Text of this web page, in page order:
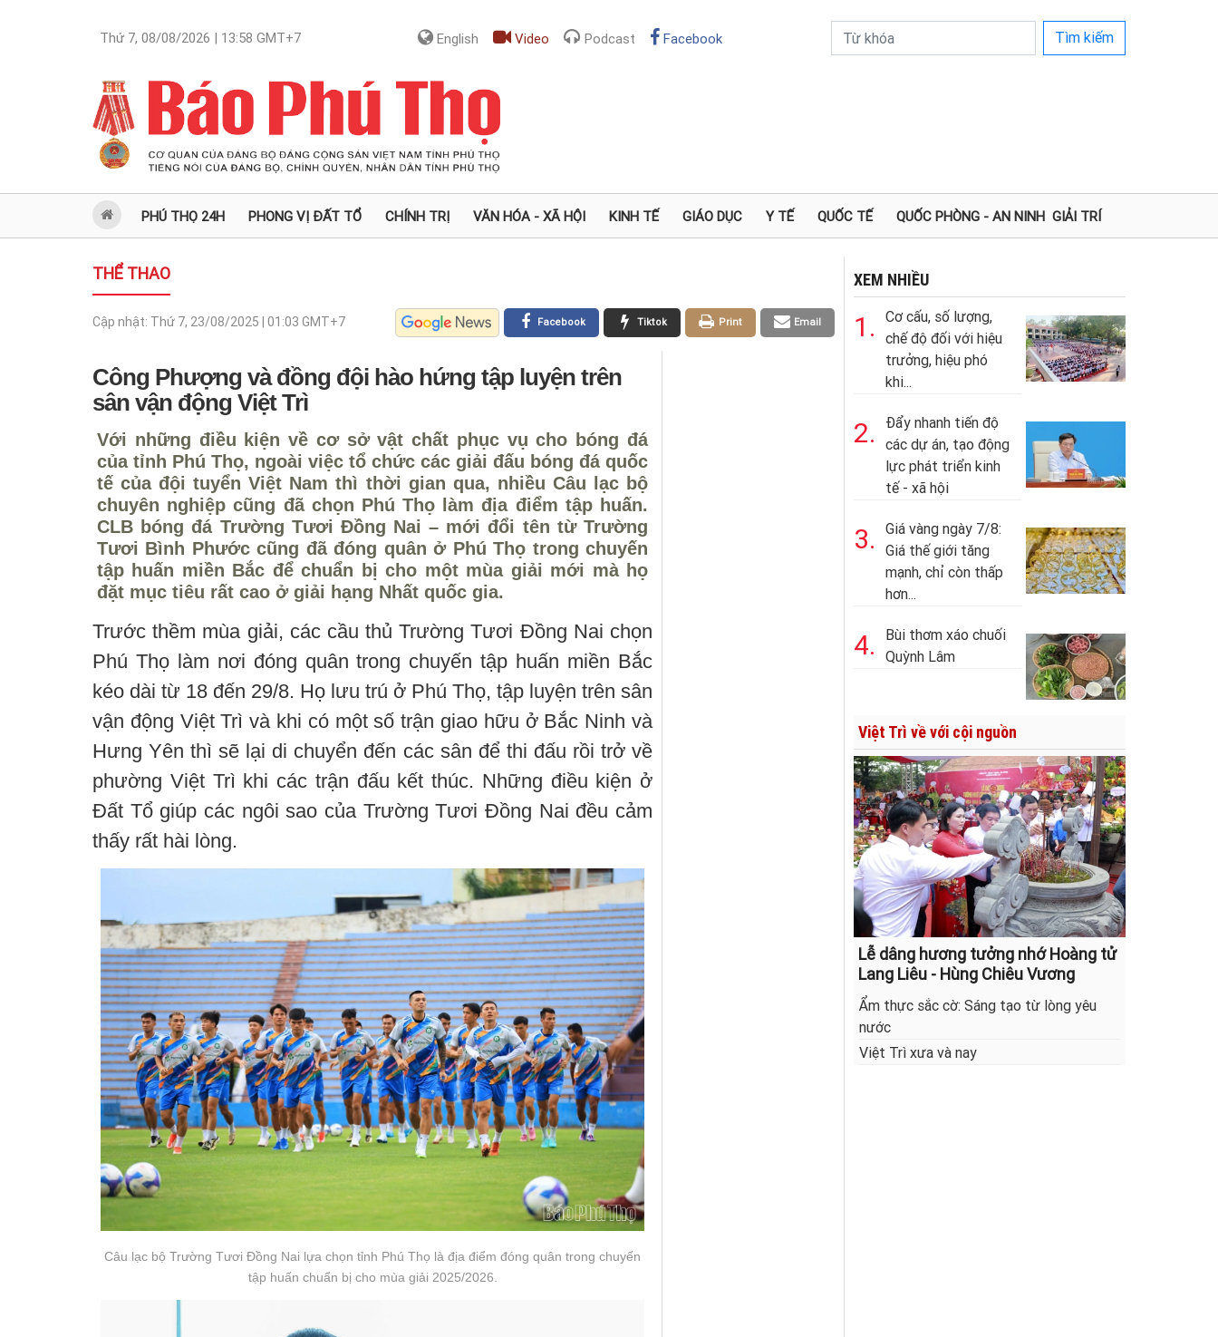
Thứ 7, 08/08/2026 | 13:58 GMT+7 English Video Podcast Facebook Tìm kiếm
PHÚ THỌ 24H PHONG VỊ ĐẤT TỔ CHÍNH TRỊ VĂN HÓA - XÃ HỘI KINH TẾ GIÁO DỤC Y TẾ QUỐC TẾ QUỐC PHÒNG - AN NINH GIẢI TRÍ
THỂ THAO
Cập nhật: Thứ 7, 23/08/2025 | 01:03 GMT+7 Email
Print
Tiktok
Facebook
Công Phượng và đồng đội hào hứng tập luyện trên
sân vận động Việt Trì
Với những điều kiện về cơ sở vật chất phục vụ cho bóng đá
của tỉnh Phú Thọ, ngoài việc tổ chức các giải đấu bóng đá quốc
tế của đội tuyển Việt Nam thì thời gian qua, nhiều Câu lạc bộ
chuyên nghiệp cũng đã chọn Phú Thọ làm địa điểm tập huấn.
CLB bóng đá Trường Tươi Đồng Nai – mới đổi tên từ Trường
Tươi Bình Phước cũng đã đóng quân ở Phú Thọ trong chuyến
tập huấn miền Bắc để chuẩn bị cho một mùa giải mới mà họ
đặt mục tiêu rất cao ở giải hạng Nhất quốc gia.
Trước thềm mùa giải, các cầu thủ Trường Tươi Đồng Nai chọn
Phú Thọ làm nơi đóng quân trong chuyến tập huấn miền Bắc
kéo dài từ 18 đến 29/8. Họ lưu trú ở Phú Thọ, tập luyện trên sân
vận động Việt Trì và khi có một số trận giao hữu ở Bắc Ninh và
Hưng Yên thì sẽ lại di chuyển đến các sân để thi đấu rồi trở về
phường Việt Trì khi các trận đấu kết thúc. Những điều kiện ở
Đất Tổ giúp các ngôi sao của Trường Tươi Đồng Nai đều cảm
thấy rất hài lòng.
Câu lạc bộ Trường Tươi Đồng Nai lựa chọn tỉnh Phú Thọ là địa điểm đóng quân trong chuyến
tập huấn chuẩn bị cho mùa giải 2025/2026.
XEM NHIỀU
1.
Cơ cấu, số lượng,
chế độ đối với hiệu
trưởng, hiệu phó
khi...
2.
Đẩy nhanh tiến độ
các dự án, tạo động
lực phát triển kinh
tế - xã hội
3.
Giá vàng ngày 7/8:
Giá thế giới tăng
mạnh, chỉ còn thấp
hơn...
4.
Bùi thơm xáo chuối
Quỳnh Lâm
Việt Trì về với cội nguồn
Lễ dâng hương tưởng nhớ Hoàng tử
Lang Liêu - Hùng Chiêu Vương
Ẩm thực sắc cờ: Sáng tạo từ lòng yêu
nước
Việt Trì xưa và nay